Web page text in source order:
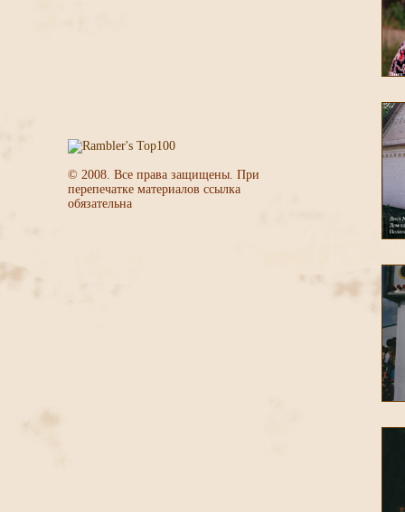
© 2008. Все права защищены. При
перепечатке материалов ссылка
обязательна